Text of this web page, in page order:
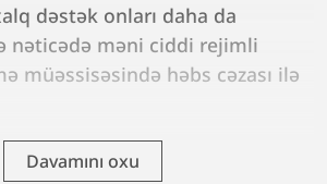
dəstək onları daha da
nəticədə məni ciddi rejimli
müəssisəsində həbs cəzası ilə
Davamını oxu